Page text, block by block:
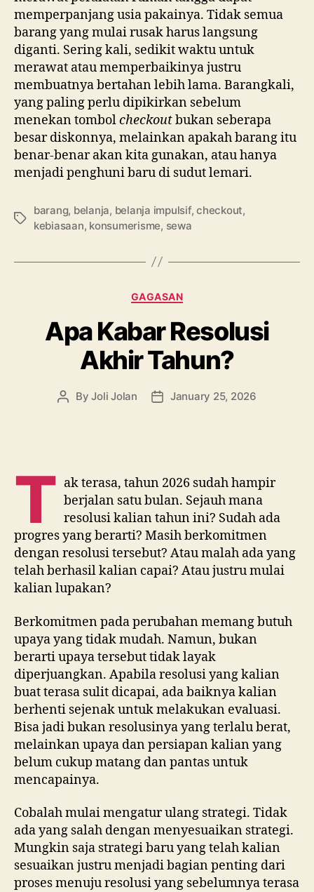
memperpanjang usia pakainya. Tidak semua
barang yang mulai rusak harus langsung
diganti. Sering kali, sedikit waktu untuk
merawat atau memperbaikinya justru
membuatnya bertahan lebih lama. Barangkali,
yang paling perlu dipikirkan sebelum
menekan tombolcheckoutbukan seberapa
besar diskonnya, melainkan apakah barang itu
benar-benar akan kita gunakan, atau hanya
menjadi penghuni baru di sudut lemari.
Tags
barang, belanja, belanja impulsif,checkout,
kebiasaan, konsumerisme, sewa
Categories
GAGASAN
Apa Kabar Resolusi
Akhir Tahun?
PostByJoli Jolan
PostJanuary 25, 2026
T ak terasa, tahun 2026 sudah hampir
berjalan satu bulan. Sejauh mana
resolusi kalian tahun ini? Sudah ada
progres yang berarti? Masih berkomitmen
dengan resolusi tersebut? Atau malah ada yang
telah berhasil kalian capai? Atau justru mulai
kalian lupakan?
Berkomitmen pada perubahan memang butuh
upaya yang tidak mudah. Namun, bukan
berarti upaya tersebut tidak layak
diperjuangkan. Apabila resolusi yang kalian
buat terasa sulit dicapai, ada baiknya kalian
berhenti sejenak untuk melakukan evaluasi.
Bisa jadi bukan resolusinya yang terlalu berat,
melainkan upaya dan persiapan kalian yang
belum cukup matang dan pantas untuk
mencapainya.
Cobalah mulai mengatur ulang strategi. Tidak
ada yang salah dengan menyesuaikan strategi.
Mungkin saja strategi baru yang telah kalian
sesuaikan justru menjadi bagian penting dari
proses menuju resolusi yang sebelumnya terasa